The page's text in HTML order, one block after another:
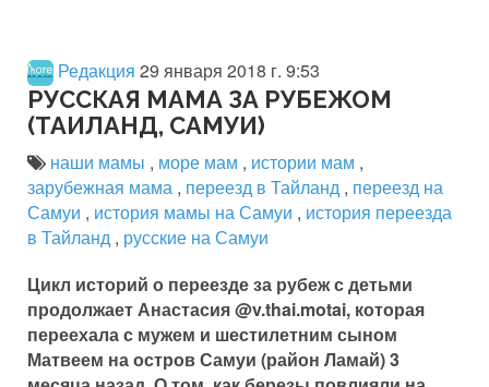
Редакция 29 января 2018 г. 9:53
РУССКАЯ МАМА ЗА РУБЕЖОМ
(ТАИЛАНД, САМУИ)
наши мамы , море мам , истории мам ,
зарубежная мама , переезд в Тайланд , переезд на
Самуи , история мамы на Самуи , история переезда
в Тайланд , русские на Самуи
Цикл историй о переезде за рубеж с детьми
продолжает Анастасия@v.thai.motai, которая
переехала с мужем и шестилетним сыном
Матвеем на остров Самуи (район Ламай) 3